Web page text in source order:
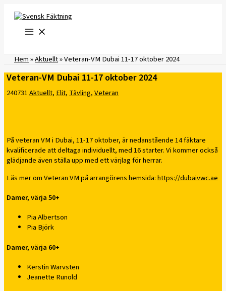
innehåll
Hem»Aktuellt»Veteran-VM Dubai 11-17 oktober 2024
Veteran-VM Dubai 11-17 oktober 2024
240731Aktuellt,Elit,Tävling,Veteran
På veteran VM i Dubai, 11-17 oktober, är nedanstående 14 fäktare
kvalificerade att deltaga individuellt, med 16 starter. Vi kommer också
glädjande även ställa upp med ett värjlag för herrar.
Läs mer om Veteran VM på arrangörens hemsida:https://dubaivwc.ae
Damer, värja 50+
Pia Albertson
Pia Björk
Damer, värja 60+
Kerstin Warvsten
Jeanette Runold